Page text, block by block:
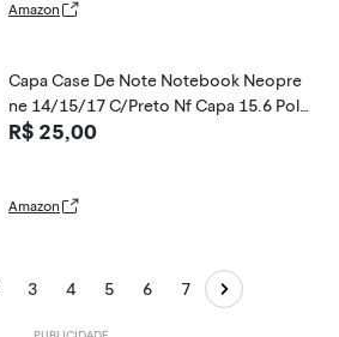
Amazon
Capa Case De Note Notebook Neopre
ne 14/15/17 C/Preto Nf Capa 15.6 Pole
gadas Preto (15,6 polegadas)
R$ 25,00
Amazon
3 4 5 6 7